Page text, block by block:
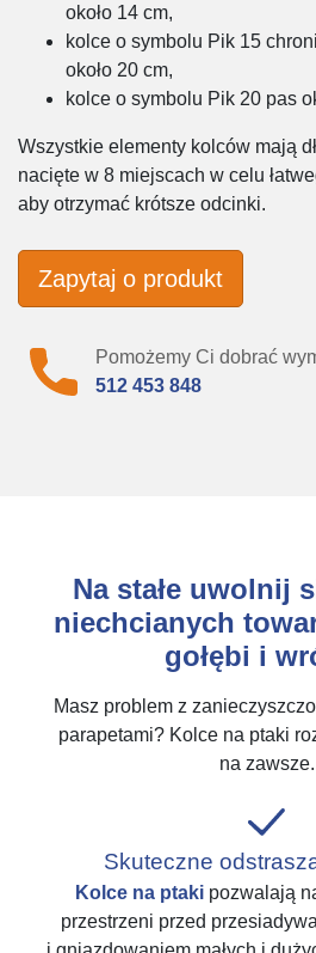
około 14 cm,
kolce o symbolu Pik 15
około 20 cm,
kolce o symbolu Pik 20 pas
Wszystkie elementy kolców mają
nacięte w 8 miejscach w celu
aby otrzymać krótsze odcinki.
Zapytaj o produkt
Pomożemy Ci dobrać
512 453 848
Na stałe uwolnij
niechcianych
gołębi i
Masz problem z
parapetami? Kolce na ptaki
na zawsze.
Skuteczne
Kolce na ptakipozwalają
przestrzeni przed